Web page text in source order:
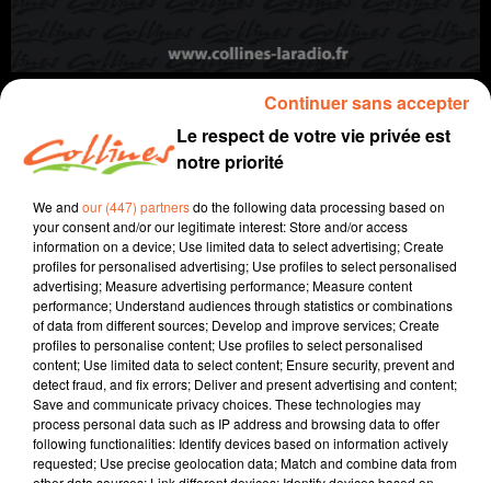
Le respect de votre vie privée est
notre priorité
We and our (447) partnersdo the following data processing based on
your consent and/or our legitimate interest: Store and/or access
information on a device; Use limited data to select advertising; Create
profiles for personalised advertising; Use profiles to select personalised
advertising; Measure advertising performance; Measure content
performance; Understand audiences through statistics or combinations
of data from different sources; Develop and improve services; Create
profiles to personalise content; Use profiles to select personalised
content; Use limited data to select content; Ensure security, prevent and
detect fraud, and fix errors; Deliver and present advertising and content;
Save and communicate privacy choices. These technologies may
process personal data such as IP address and browsing data to offer
following functionalities: Identify devices based on information actively
requested; Use precise geolocation data; Match and combine data from
Continuer sans accepter